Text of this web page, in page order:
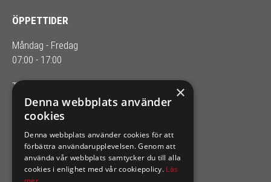
ÖPPETTIDER
Måndag - Fredag
07:00 - 17:00
Telefontider: 08.00-16.00
SIXTEN NILSSONS
Organisationsnummer 556164-2652
×
Denna webbplats använder
cookies
Denna webbplats använder cookies för att
förbättra användarupplevelsen. Genom att
använda vår webbplats samtycker du till alla
cookies i enlighet med vår cookiepolicy. Läs